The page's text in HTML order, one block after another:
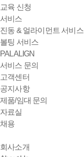
교육 신청
서비스
진동 & 얼라이먼트 서비스
볼팅 서비스
PALALIGN
서비스 문의
고객센터
공지사항
제품/임대 문의
자료실
채용
회사소개